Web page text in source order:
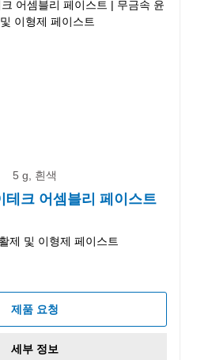
5 g, 흰색
테크 어셈블리 페이스트
제 및 이형제 페이스트
제품 요청
세부 정보